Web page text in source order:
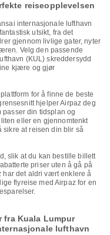
reiseopplevelsen
internasjonale lufthavn
utsikt, fra det
gjennom livlige gater, nyter
Velg den passende
(KUL) skreddersydd
kjære og gjør
for å finne de beste
hjelper Airpaz deg
passer din tidsplan og
eller en gjennomtenkt
sikre at reisen din blir så
slik at du kan bestille billett
priser uten å gå på
har det aldri vært enklere å
flyreise med Airpaz for en
fra Kuala Lumpur
lufthavn